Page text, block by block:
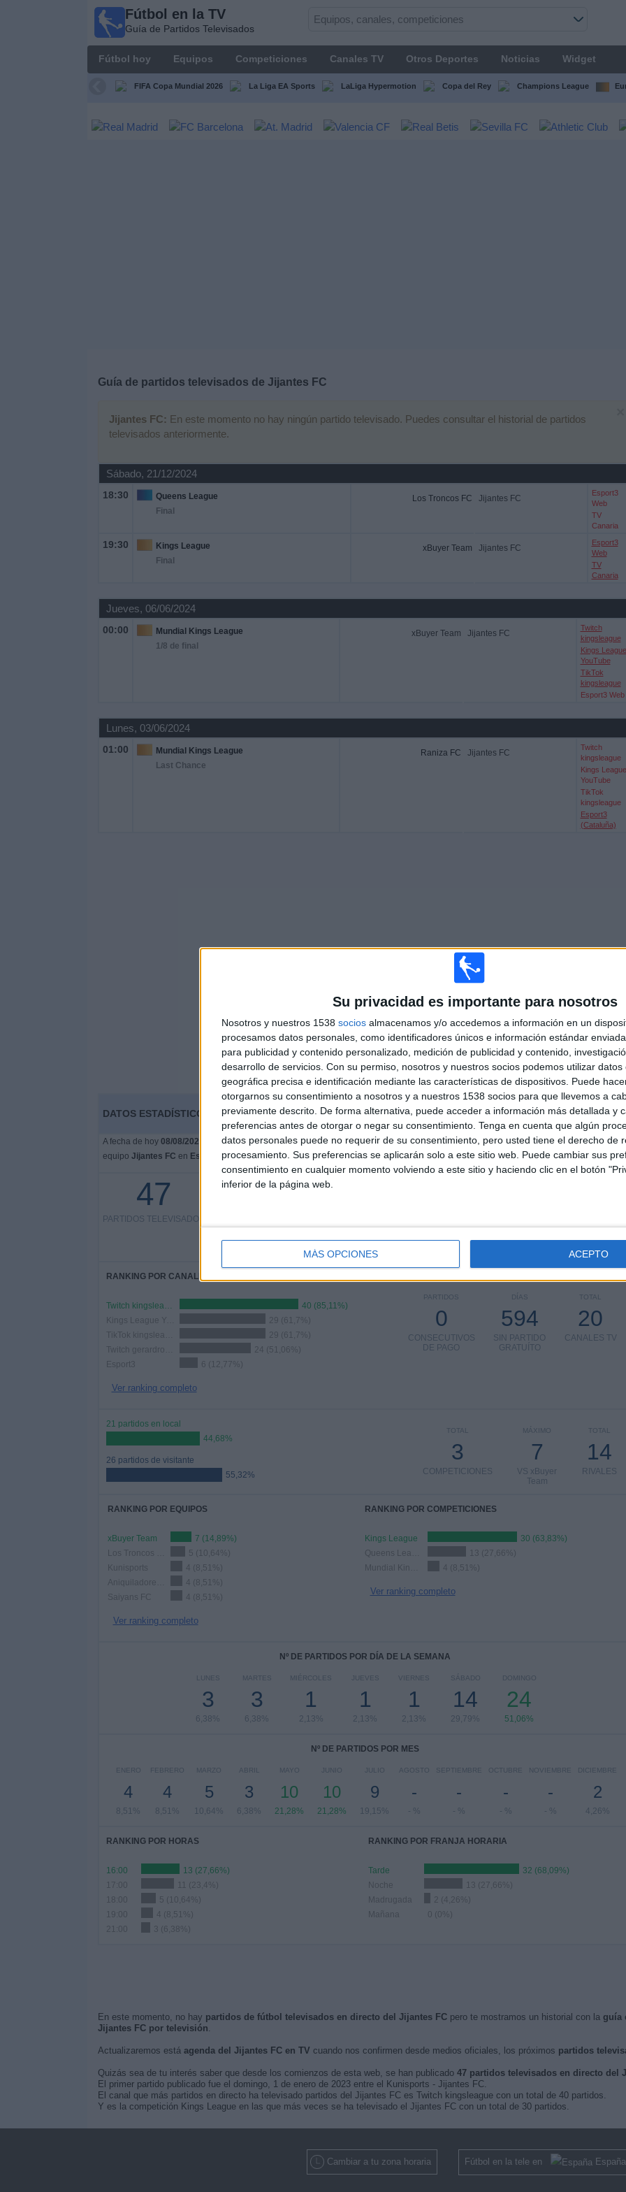
Su privacidad es importante para nosotros
Nosotros y nuestros 1538 socios almacenamos y/o accedemos a información en un
procesamos datos personales, como identificadores únicos e información estándar
para publicidad y contenido personalizado, medición de publicidad y contenido,
desarrollo de servicios. Con su permiso, nosotros y nuestros socios podemos utilizar datos
geográfica precisa e identificación mediante las características de dispositivos. Puede
otorgarnos su consentimiento a nosotros y a nuestros 1538 socios para que llevemos a
previamente descrito. De forma alternativa, puede acceder a información más detallada y
preferencias antes de otorgar o negar su consentimiento. Tenga en cuenta que algún
datos personales puede no requerir de su consentimiento, pero usted tiene el derecho de
procesamiento. Sus preferencias se aplicarán solo a este sitio web. Puede cambiar sus
consentimiento en cualquier momento volviendo a este sitio y haciendo clic en el botón
inferior de la página web.
MÁS OPCIONES ACEPTO
Fútbol en la TV
Guía de Partidos Televisados
Fútbol hoy Equipos Competiciones Canales TV Otros Deportes Noticias Widget
FIFA Copa Mundial 2026 La Liga EA Sports LaLiga Hypermotion Copa del Rey Champions League
Guía de partidos televisados de Jijantes FC
Jijantes FC: En este momento no hay ningún partido televisado. Puedes consultar el historial de partidos
televisados anteriormente.
Sábado, 21/12/2024
18:30
Queens League
Final
Los Troncos FC Jijantes FC
Esport3
Web
TV
Canaria
19:30
Kings League
Final
xBuyer Team Jijantes FC
Esport3
Web
TV
Canaria
Jueves, 06/06/2024
00:00
Mundial Kings League
1/8 de final
xBuyer Team Jijantes FC
Twitch
kingsleague
Kings League
YouTube
TikTok
kingsleague
Esport3 Web
Lunes, 03/06/2024
01:00
Mundial Kings League
Last Chance
Raniza FC Jijantes FC
Twitch
kingsleague
Kings League
YouTube
TikTok
kingsleague
Esport3
(Cataluña)
Más días
DATOS ESTADÍSTICOS DEL EQUIPO JIJANTES FC EN TELEVISIÓN EN ESPAÑA
A fecha de hoy 08/08/2026 y desde que esta web recoge los datos estadísticos de cuándo y dónde se televisan los partidos deFútboldel
equipo Jijantes FC en España , que fue el01/01/2023, podemos dar los siguientes datos:
47
PARTIDOS TELEVISADOS
47 partidos en abierto
xBuyer Team - Jijantes FC
21/12/2024 Kings League por TV Canaria,
RANKING POR CANALES
Twitch kingsleague
40 (85,11%)
29 (61,7%)
29 (61,7%)
24 (51,06%)
Esport3
6 (12,77%)
Ver ranking completo
TOTAL
20
CANALES TV
DÍAS
594
SIN PARTIDO
GRATUÍTO
PARTIDOS
0
CONSECUTIVOS
DE PAGO
21 partidos en local
44,68%
26 partidos de visitante
55,32%
TOTAL
14
RIVALES
MÁXIMO
7
VS xBuyer
Team
TOTAL
3
COMPETICIONES
RANKING POR EQUIPOS
xBuyer Team
7 (14,89%)
5 (10,64%)
Kunisports
4 (8,51%)
4 (8,51%)
Saiyans FC
4 (8,51%)
Ver ranking completo
RANKING POR COMPETICIONES
Kings League
30 (63,83%)
13 (27,66%)
4 (8,51%)
Ver ranking completo
Nº DE PARTIDOS POR DÍA DE LA SEMANA
LUNES
3
6,38%
MARTES
3
6,38%
MIÉRCOLES
1
2,13%
JUEVES
1
2,13%
VIERNES
1
2,13%
SÁBADO
14
29,79%
DOMINGO
24
51,06%
Nº DE PARTIDOS POR MES
ENERO
4
8,51%
FEBRERO
4
8,51%
MARZO
5
10,64%
ABRIL
3
6,38%
MAYO
10
21,28%
JUNIO
10
21,28%
JULIO
9
19,15%
AGOSTO
-
- %
SEPTIEMBRE
-
- %
OCTUBRE
-
- %
NOVIEMBRE
-
- %
DICIEMBRE
2
4,26%
RANKING POR HORAS
16:00
13 (27,66%)
17:00
11 (23,4%)
18:00
5 (10,64%)
19:00
4 (8,51%)
21:00
3 (6,38%)
RANKING POR FRANJA HORARIA
Tarde
32 (68,09%)
Noche
13 (27,66%)
Madrugada
2 (4,26%)
Mañana
0 (0%)
En este momento, no hay partidos de fútbol televisados en directo del Jijantes FCpero te mostramos un historial con la guía
Jijantes FC por televisión.
Actualizaremos está agenda del Jijantes FC en TV cuando nos confirmen desde medios oficiales, los próximos partidos
Quizás sea de tu interés saber que desde los comienzos de esta web, se han publicado 47 partidos televisados en directo del
El primer partido publicado fue el domingo, 1 de enero de 2023 entre el Kunisports - Jijantes FC.
El canal que más partidos en directo ha televisado partidos del Jijantes FC es Twitch kingsleague con un total de 40 partidos.
Y es la competición Kings League en las que más veces se ha televisado el Jijantes FC con un total de 30 partidos.
Cambiar a tu zona horaria Fútbol en la tele en España